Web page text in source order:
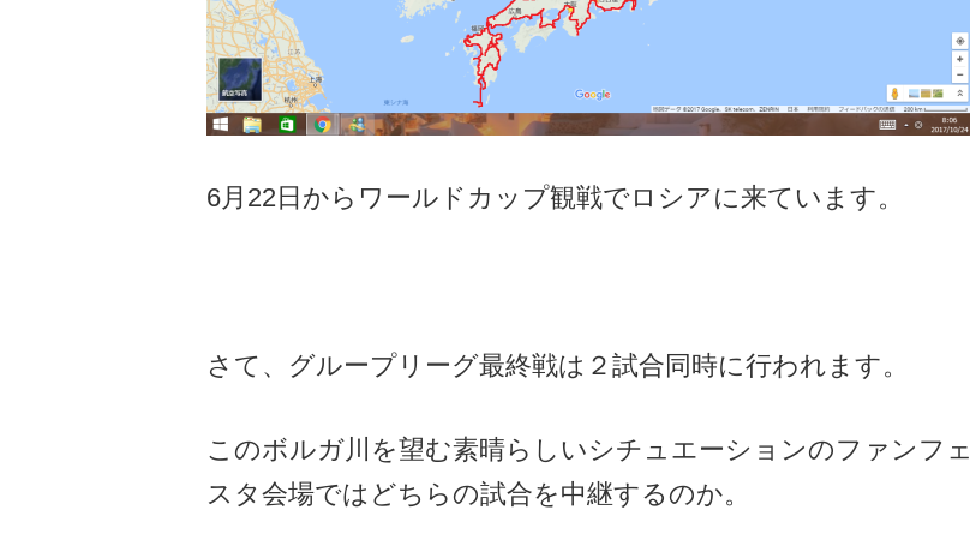
6月22日からワールドカップ観戦でロシアに来ています。
さて、グループリーグ最終戦は２試合同時に行われます。
このボルガ川を望む素晴らしいシチュエーションのファンフェ
スタ会場ではどちらの試合を中継するのか。